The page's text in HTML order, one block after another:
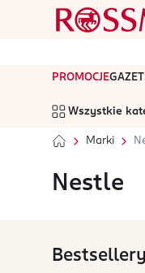
PROMOCJE
Wszystkie
Marki
Nestle